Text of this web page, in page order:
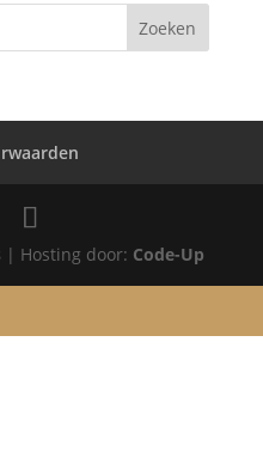
| Hosting door: Code-Up